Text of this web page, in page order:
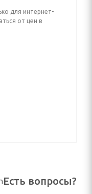
для интернет-
от цен в
Есть вопросы?